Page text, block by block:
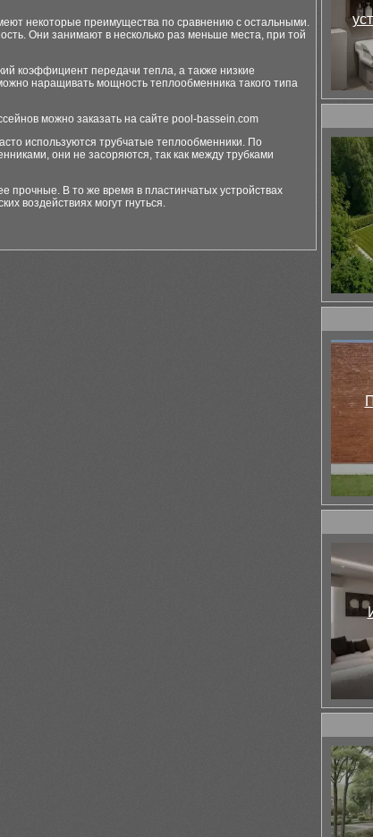
некоторые преимущества по сравнению с остальными.
Они занимают в несколько раз меньше места, при той
коэффициент передачи тепла, а также низкие
наращивать мощность теплообменника такого типа
можно заказать на сайте pool-bassein.com
используются трубчатые теплообменники. По
они не засоряются, так как между трубками
прочные. В то же время в пластинчатых устройствах
воздействиях могут гнуться.